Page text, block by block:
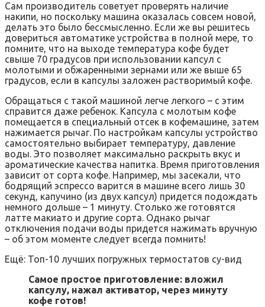
Сам производитель советует проверять наличие
накипи, но поскольку машина оказалась совсем новой,
делать это было бессмысленно. Если же вы решитесь
довериться автоматике устройства в полной мере, то
помните, что на выходе температура кофе будет
свыше 70 градусов при использовании капсул с
молотыми и обжаренными зернами или же выше 65
градусов, если в капсулы заложен растворимый кофе.
Обращаться с такой машиной легче легкого – с этим
справится даже ребенок. Капсула с молотым кофе
помещается в специальный отсек в кофемашине, затем
нажимается рычаг. По настройкам капсулы устройство
самостоятельно выбирает температуру, давление
воды. Это позволяет максимально раскрыть вкус и
ароматические качества напитка. Время приготовления
зависит от сорта кофе. Например, мы засекали, что
бодрящий эспрессо варится в машине всего лишь 30
секунд, капучино (из двух капсул) придется подождать
немного дольше – 1 минуту. Столько же готовятся
латте макиато и другие сорта. Однако рычаг
отключения подачи воды придется нажимать вручную
– об этом моменте следует всегда помнить!
Ещё: Топ-10 лучших погружных термостатов су-вид
Самое простое приготовление: вложил
капсулу, нажал активатор, через минуту
кофе готов!